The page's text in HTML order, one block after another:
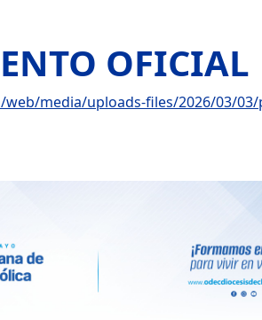
OFICIAL
media/uploads-files/2026/03/